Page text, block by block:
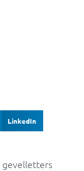
LinkedIn
gevelletters